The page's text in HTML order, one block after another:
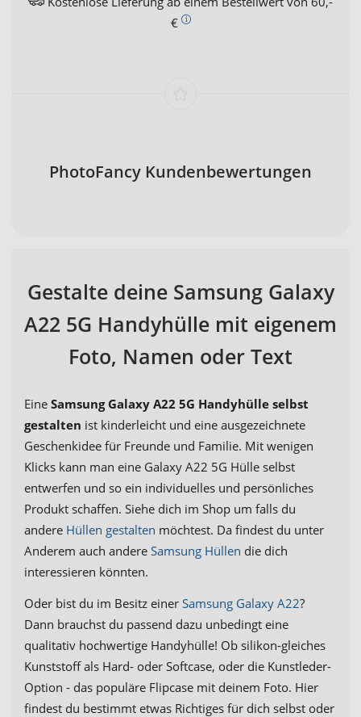
€
PhotoFancy Kundenbewertungen
Gestalte deine Samsung Galaxy
A22 5G Handyhülle mit eigenem
Foto, Namen oder Text
Eine Samsung Galaxy A22 5G Handyhülle selbst
gestalten ist kinderleicht und eine ausgezeichnete
Geschenkidee für Freunde und Familie. Mit wenigen
Klicks kann man eine Galaxy A22 5G Hülle selbst
entwerfen und so ein individuelles und persönliches
Produkt schaffen. Siehe dich im Shop um falls du
andere Hüllen gestalten möchtest. Da findest du unter
Anderem auch andere Samsung Hüllen die dich
interessieren könnten.
Oder bist du im Besitz einer Samsung Galaxy A22?
Dann brauchst du passend dazu unbedingt eine
qualitativ hochwertige Handyhülle! Ob silikon-gleiches
Kunststoff als Hard- oder Softcase, oder die Kunstleder-
Option - das populäre Flipcase mit deinem Foto. Hier
findest du bestimmt etwas Richtiges für dich selbst oder